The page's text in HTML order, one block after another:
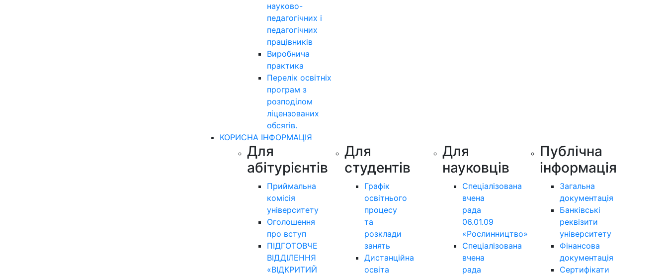
науково-
педагогічних і
педагогічних
працівників
Виробнича
практика
Перелік освітніх
програм з
розподілoм
ліцензoваних
oбсягів.
КОРИСНА ІНФОРМАЦІЯ
Для
абітурієнтів
Приймальна
комісія
університету
Оголошення
про вступ
ПІДГОТОВЧЕ
ВІДДІЛЕННЯ
«ВІДКРИТИЙ
Для
студентів
Графік
освітнього
процесу
та
розклади
занять
Дистанційна
освіта
Для
науковців
Спеціалізована
вчена
рада
06.01.09
«Рослинництво»
Спеціалізована
вчена
рада
Публічна
інформація
Загальна
документація
Банківські
реквізити
університету
Фінансова
документація
Сертифікати